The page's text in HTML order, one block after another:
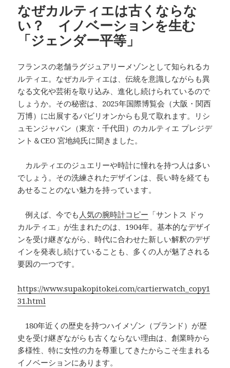
ー
なぜカルティエは古くならな
い？ イノベーションを生む
「ジェンダー平等」
フランスの老舗ラグジュアリーメゾンとして知られるカ
ルティエ。なぜカルティエは、伝統を意識しながらも異
なる文化や芸術を取り込み、進化し続けられているので
しょうか。その秘密は、2025年国際博覧会（大阪・関西
万博）に出展するパビリオンからも見て取れます。リシ
ュモンジャパン（東京・千代田）のカルティエ プレジデ
ント＆CEO 宮地純氏に聞きました。
カルティエのジュエリーや時計に憧れを持つ人は多い
でしょう。その洗練されたデザインは、長い時を経ても
あせることのない魅力を持っています。
例えば、今でも 人気の腕時計コピー 「サントス ドゥ
カルティエ」が生まれたのは、1904年。基本的なデザイ
ンを受け継ぎながら、時代に合わせた新しい解釈のデザ
インを発表し続けていることも、多くの人が魅了される
要因の一つです。
https://www.supakopitokei.com/cartierwatch_copy1
31.html
180年近くの歴史を持つハイメゾン（ブランド）が歴
史を受け継ぎながらも古くならない理由は、創業時から
多様性、特に女性の力を尊重してきたからこそ生まれる
イノベーションにあります。